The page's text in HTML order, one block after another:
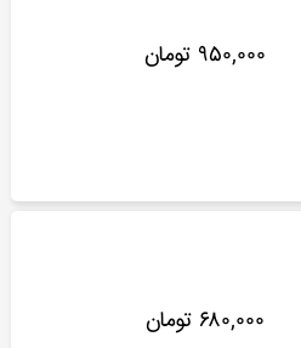
۹۵۰,۰۰۰ تومان
۶۸۰,۰۰۰ تومان